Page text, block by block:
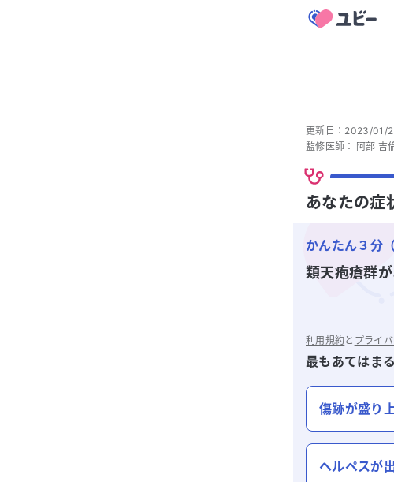
更新日： 2023/01/
監修医師： 阿部 吉
あなたの症
かんたん３分（
類天疱瘡群
利用規約と プライ
最もあてはま
傷跡が盛り
ヘルペスが